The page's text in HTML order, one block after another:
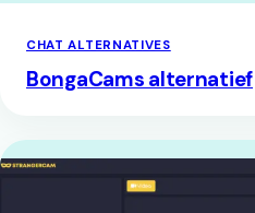
CHAT ALTERNATIVES
BongaCams alternatief